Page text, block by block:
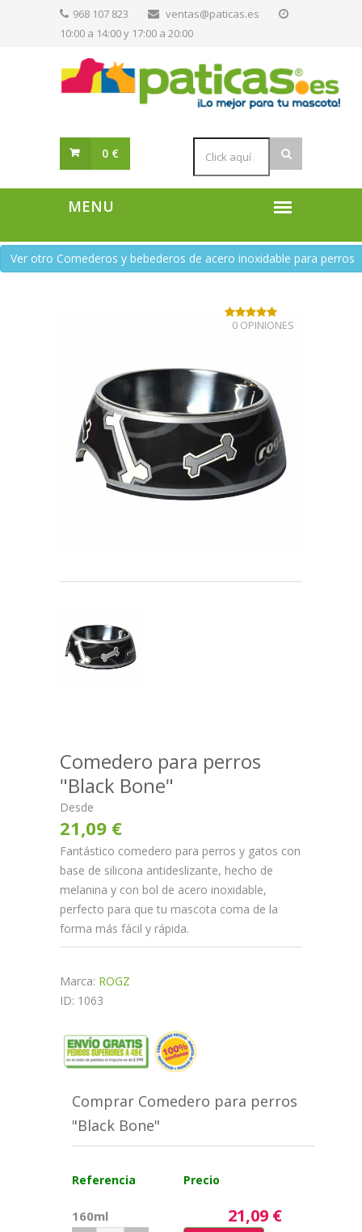
968 107 823
ventas@paticas.es
10:00 a 14:00 y 17:00 a 20:00
0 €
Ver otro Comederos y bebederos de acero inoxidable para perros
Comedero para perros
"Black Bone"
Desde
21,09 €
0 OPINIONES
Fantástico comedero para perros y gatos con
base de silicona antideslizante, hecho de
melanina y con bol de acero inoxidable,
perfecto para que tu mascota coma de la
forma más fácil y rápida.
Marca: ROGZ
ID: 1063
Comprar Comedero para perros
"Black Bone"
Referencia Precio
160ml 21,09 €